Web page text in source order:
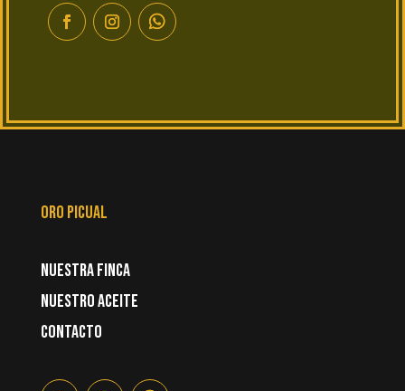
oro picual
nuestra finca
nuestro aceite
Contacto